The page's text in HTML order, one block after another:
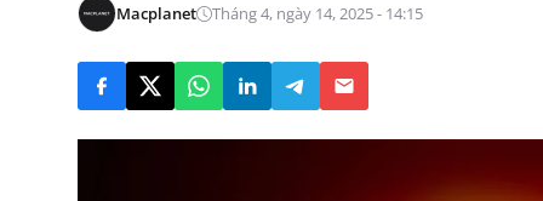
Macplanet Tháng 4, ngày 14, 2025 - 14:15